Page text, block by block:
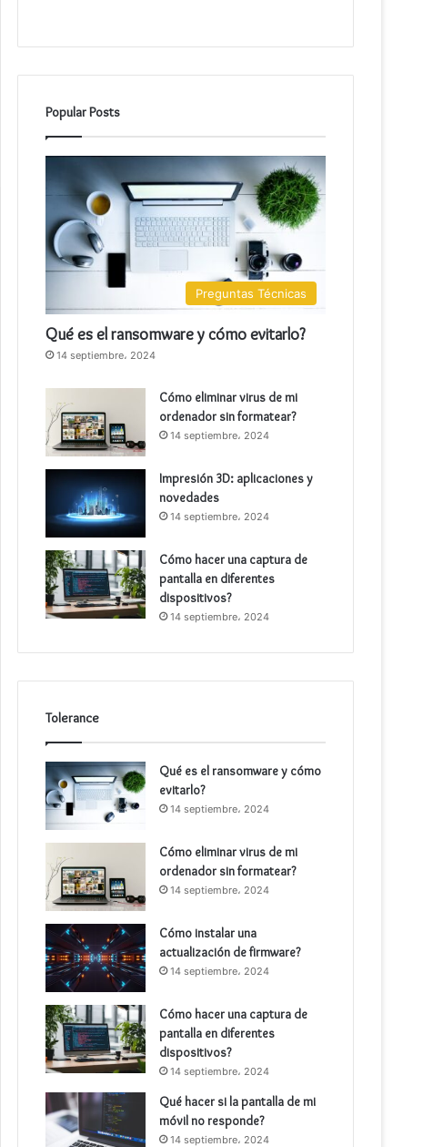
Popular Posts
Preguntas Técnicas
Qué es el ransomware y cómo evitarlo?
14 septiembre، 2024
Cómo eliminar virus de mi
ordenador sin formatear?
14 septiembre، 2024
Impresión 3D: aplicaciones y
novedades
14 septiembre، 2024
Cómo hacer una captura de
pantalla en diferentes
dispositivos?
14 septiembre، 2024
Tolerance
Qué es el ransomware y cómo
evitarlo?
14 septiembre، 2024
Cómo eliminar virus de mi
ordenador sin formatear?
14 septiembre، 2024
Cómo instalar una
actualización de firmware?
14 septiembre، 2024
Cómo hacer una captura de
pantalla en diferentes
dispositivos?
14 septiembre، 2024
Qué hacer si la pantalla de mi
móvil no responde?
14 septiembre، 2024